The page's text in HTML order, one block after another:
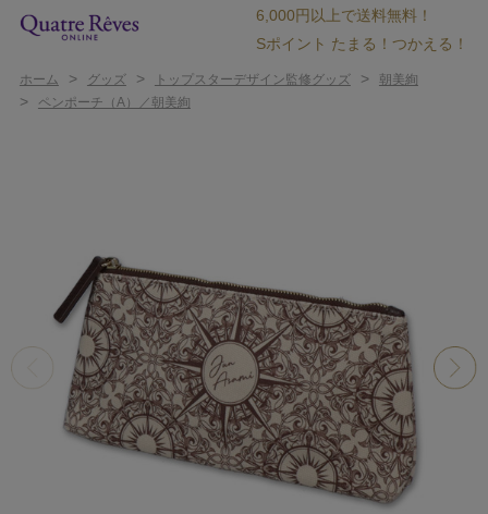
6,000円以上で送料無料！
Sポイント たまる！つかえる！
ホーム > グッズ > トップスターデザイン監修グッズ > 朝美絢
> ペンポーチ（A）／朝美絢